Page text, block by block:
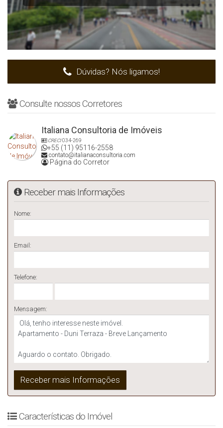
Dúvidas? Nós ligamos!
Consulte nossos Corretores
Italiana Consultoria de Imóveis
CRECI034-269
+55 (11) 95116-2558
contato@italianaconsultoria.com
Página do Corretor
Receber mais Informações
Nome:
Email:
Telefone:
Mensagem:
Características do Imóvel